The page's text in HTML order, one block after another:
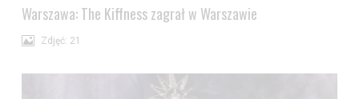
Warszawa: The Kiffness zagrał w Warszawie
Zdjęć: 21